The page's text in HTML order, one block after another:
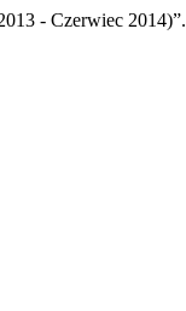
- Czerwiec 2014)”.